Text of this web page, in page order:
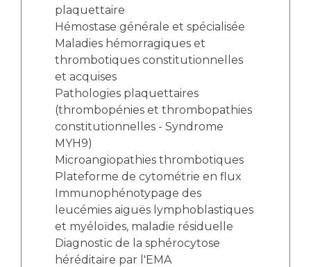
plaquettaire
Hémostase générale et spécialisée
Maladies hémorragiques et
thrombotiques constitutionnelles
et acquises
Pathologies plaquettaires
(thrombopénies et thrombopathies
constitutionnelles - Syndrome
MYH9)
Microangiopathies thrombotiques
Plateforme de cytométrie en flux
Immunophénotypage des
leucémies aiguës lymphoblastiques
et myéloïdes, maladie résiduelle
Diagnostic de la sphérocytose
héréditaire par l'EMA